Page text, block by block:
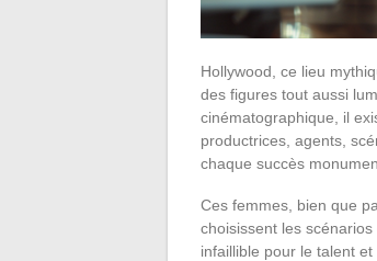
Hollywood, ce lieu
des figures tout aussi
cinématographique, il
productrices, agents,
chaque succès
Ces femmes, bien que
choisissent les
infaillible pour le talent